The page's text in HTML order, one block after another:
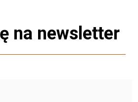
na newsletter